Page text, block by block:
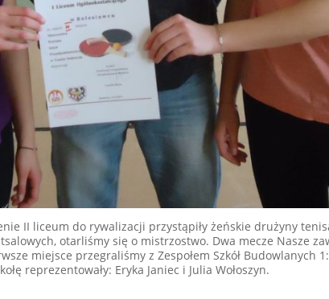
II liceum do rywalizacji przystąpiły żeńskie drużyny
otarliśmy się o mistrzostwo. Dwa mecze Nasze
miejsce przegraliśmy z Zespołem Szkół Budowlanych
reprezentowały: Eryka Janiec i Julia Wołoszyn.